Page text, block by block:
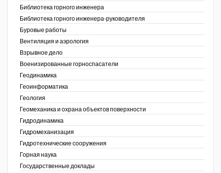
Библиотека горного инженера
Библиотека горного инженера-руководителя
Буровые работы
Вентиляция и аэрология
Взрывное дело
Военизированные горноспасатели
Геодинамика
Геоинформатика
Геология
Геомеханика и охрана объектов поверхности
Гидродинамика
Гидромеханизация
Гидротехнические сооружения
Горная наука
Государственные доклады
Минеральные ресурсы России
Нефтегазовые технологии
Нефтегазовая вертикаль
Промышленность и безопасность
Разведка и охрана недр